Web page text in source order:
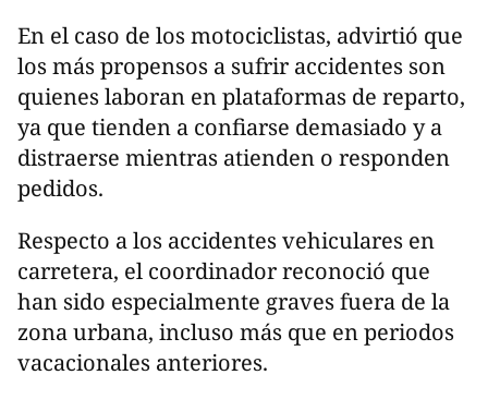
En el caso de los motociclistas, advirtió que
los más propensos a sufrir accidentes son
quienes laboran en plataformas de reparto,
ya que tienden a confiarse demasiado y a
distraerse mientras atienden o responden
pedidos.
Respecto a los accidentes vehiculares en
carretera, el coordinador reconoció que
han sido especialmente graves fuera de la
zona urbana, incluso más que en periodos
vacacionales anteriores.